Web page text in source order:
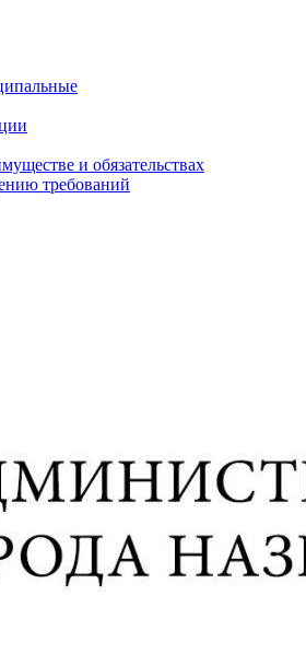
и обязательствах
требований